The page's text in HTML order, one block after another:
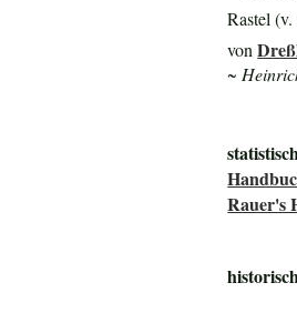
Rastel
von
~
Rauer's